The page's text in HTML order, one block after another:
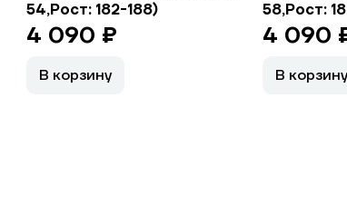
54,Рост: 182-188)
4 090 ₽
В корзину
58,Рост:
4 090
В корзину